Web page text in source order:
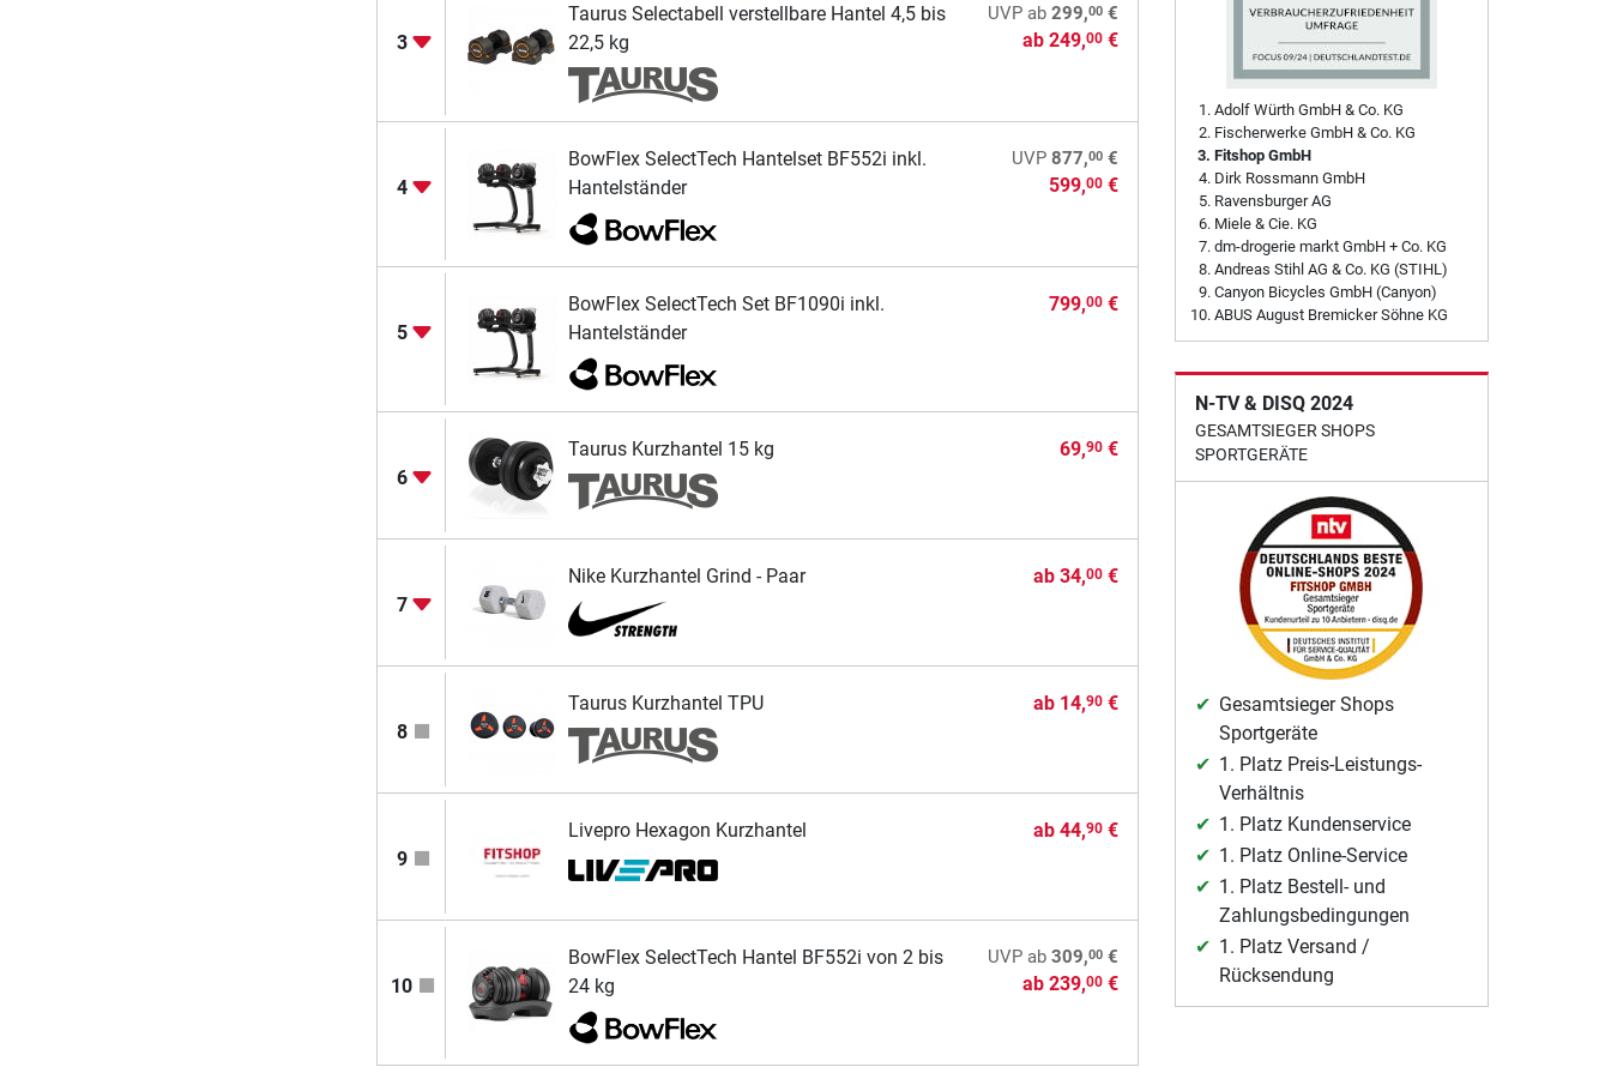
3
Taurus Selectabell verstellbare Hantel 4,5 bis
22,5 kg
UVP ab299,00 €
ab249,00 €
4
BowFlex SelectTech Hantelset BF552i inkl.
Hantelständer
UVP 877,00 €
599,00 €
5
BowFlex SelectTech Set BF1090i inkl.
Hantelständer
799,00 €
6
Taurus Kurzhantel 15 kg 69,90 €
7
Nike Kurzhantel Grind - Paar ab34,00 €
8
Taurus Kurzhantel TPU ab 14,90 €
9
Livepro Hexagon Kurzhantel ab44,90 €
10
BowFlex SelectTech Hantel BF552i von 2 bis
24 kg
UVP ab309,00 €
ab239,00 €
Adolf Würth GmbH & Co. KG
Fischerwerke GmbH & Co. KG
Fitshop GmbH
Dirk Rossmann GmbH
Ravensburger AG
Miele & Cie. KG
dm-drogerie markt GmbH + Co. KG
Andreas Stihl AG & Co. KG (STIHL)
Canyon Bicycles GmbH (Canyon)
ABUS August Bremicker Söhne KG
N-TV & DISQ 2024
GESAMTSIEGER SHOPS
SPORTGERÄTE
Gesamtsieger Shops
Sportgeräte
1. Platz Preis-Leistungs-
Verhältnis
1. Platz Kundenservice
1. Platz Online-Service
1. Platz Bestell- und
Zahlungsbedingungen
1. Platz Versand /
Rücksendung